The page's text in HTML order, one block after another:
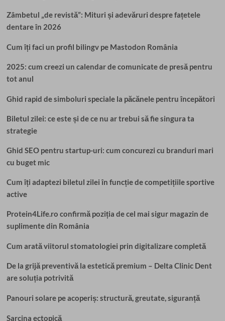
Zâmbetul „de revistă”: Mituri și adevăruri despre fațetele
dentare în 2026
Cum îți faci un profil bilingv pe Mastodon România
2025: cum creezi un calendar de comunicate de presă pentru
tot anul
Ghid rapid de simboluri speciale la păcănele pentru începători
Biletul zilei: ce este și de ce nu ar trebui să fie singura ta
strategie
Ghid SEO pentru startup-uri: cum concurezi cu branduri mari
cu buget mic
Cum îți adaptezi biletul zilei în funcție de competițiile sportive
active
Protein4Life.ro confirmă poziția de cel mai sigur magazin de
suplimente din România
Cum arată viitorul stomatologiei prin digitalizare completă
De la grijă preventivă la estetică premium – Delta Clinic Dent
are soluția potrivită
Panouri solare pe acoperiș: structură, greutate, siguranță
Sarcina ectopică